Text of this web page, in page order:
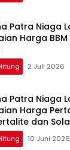
Patra Niaga
Harga BBM
2 Juli 2026
Patra Niaga
Harga
dan
10 Juni 2026